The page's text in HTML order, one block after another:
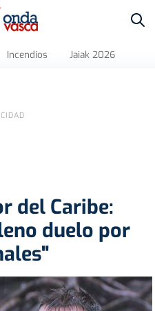
Incendios Jaiak 2026
del Caribe:
duelo por